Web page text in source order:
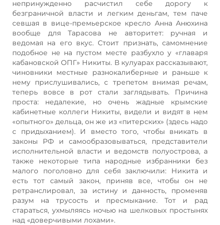
непринужденно расчистил себе дорогу к
безграничной власти и легким деньгам, тем паче
севшая в вице-премьерское кресло Анна Анюхина
вообще для Тарасова не авторитет: ручная и
ведомая на его вкус. Стоит признать, самомнение
подобное не на пустом месте разбухло у «главаря
кабановской ОПГ» Никиты. В кулуарах рассказывают,
чиновники местные разнокалиберные и раньше к
нему прислушивались, с трепетом внимая речам,
теперь вовсе в рот стали заглядывать. Причина
проста: недалекие, но очень жадные крымские
кабинетные коллеги Никиты, видели и видят в нем
«опытного» дельца, он же из «питерских» (здесь надо
с придыханием). И вместо того, чтобы вникать в
законы РФ и самообразовываться, представители
исполнительной власти и ведомств полуострова, а
также некоторые типа народные избранники без
малого поголовно для себя заключили: Никита и
есть тот самый закон, приняв все, чтобы он не
ретранслировал, за истину и данность, променяв
разум на трусость и пресмыкание. Тот и рад
стараться, ухмыляясь ночью на шелковых простынях
над «доверчивыми лохами».